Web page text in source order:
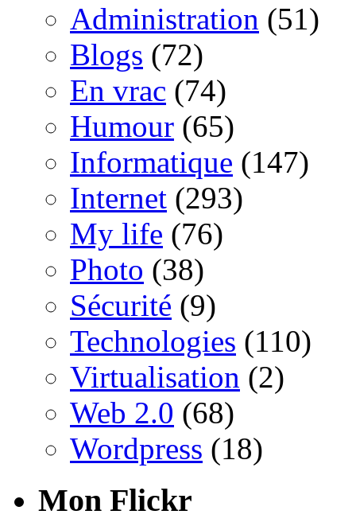
Administration (51)
Blogs (72)
En vrac (74)
Humour (65)
Informatique (147)
Internet (293)
My life (76)
Photo (38)
Sécurité (9)
Technologies (110)
Virtualisation (2)
Web 2.0 (68)
Wordpress (18)
Mon Flickr